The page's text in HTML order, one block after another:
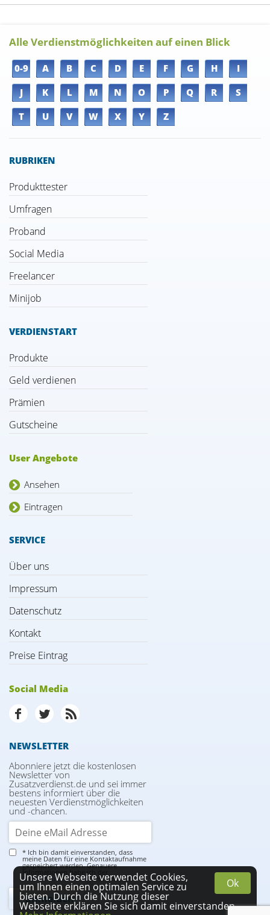
Alle Verdienstmöglichkeiten auf einen Blick
0-9 A B C D E F G H
I
J
K L M N O P Q R
S
T
U V W X Y Z
RUBRIKEN
Produkttester
Umfragen
Proband
Social Media
Freelancer
Minijob
VERDIENSTART
Produkte
Geld verdienen
Prämien
Gutscheine
User Angebote
Ansehen
Eintragen
SERVICE
Über uns
Impressum
Datenschutz
Kontakt
Preise Eintrag
Social Media
NEWSLETTER
Abonniere jetzt die kostenlosen
Newsletter von
Zusatzverdienst.de und sei immer
bestens informiert über die
neuesten Verdienstmöglichkeiten
und -chancen.
* Ich bin damit einverstanden, dass
meine Daten für eine Kontaktaufnahme
gespeichert werden. Genauere
Informationen habe ich der
Datenschutzerklärungentnommen. Ok
Unsere Webseite verwendet Cookies,
um Ihnen einen optimalen Service zu
bieten. Durch die Nutzung dieser
Webseite erklären Sie sich damit einverstanden.